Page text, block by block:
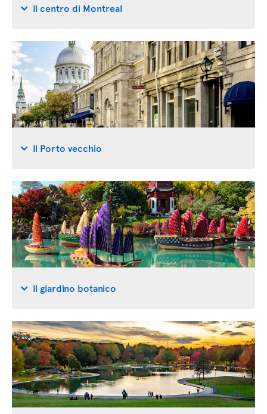
Il centro di Montreal
Il Porto vecchio
Il giardino botanico